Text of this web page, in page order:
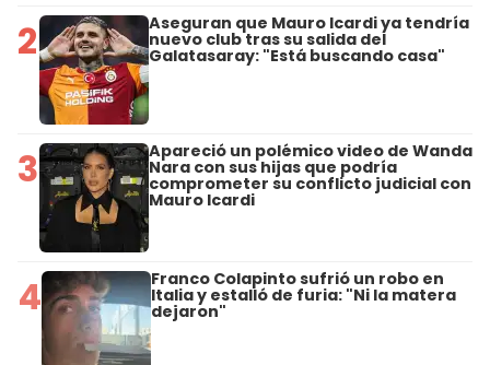
2 Aseguran que Mauro Icardi ya tendría
nuevo club tras su salida del
Galatasaray: "Está buscando casa"
3 Apareció un polémico video de Wanda
Nara con sus hijas que podría
comprometer su conflicto judicial con
Mauro Icardi
4 Franco Colapinto sufrió un robo en
Italia y estalló de furia: "Ni la matera
dejaron"